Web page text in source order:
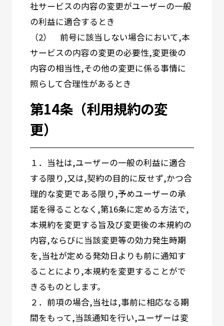
社サービスの内容の変更がユーザーの一般
の利益に適合するとき
（2） 前号に該当しない場合において,本
サービスの内容の変更の必要性,変更後の
内容の相当性,その他の変更に係る事情に
照らして合理性があるとき
第14条（利用規約の変
更）
１．当社は,ユーザーの一般の利益に適合
する限り,又は,契約の目的に反せず,かつ合
理的な変更である限り,予めユーザーの承
諾を得ることなく,第16条に定める方法で,
本規約を変更する旨及び変更後の本規約の
内容,ならびに当該変更等の効力発生時期
を,当社が定める発効日よりも前に通知す
ることにより,本規約を変更することがで
きるものとします。
２．前項の場合,当社は,事前に相応なる期
間をもって,当該通知を行い,ユーザーは変